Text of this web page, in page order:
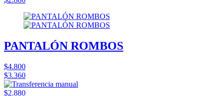
PANTALÓN ROMBOS
$4.800
$3.360
$2.880